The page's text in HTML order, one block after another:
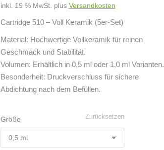
inkl. 19 % MwSt. plus Versandkosten
Cartridge 510 – Voll Keramik (5er-Set)
Material: Hochwertige Vollkeramik für reinen
Geschmack und Stabilität.
Volumen: Erhältlich in 0,5 ml oder 1,0 ml Varianten.
Besonderheit: Druckverschluss für sichere
Abdichtung nach dem Befüllen.
Größe Zurücksetzen